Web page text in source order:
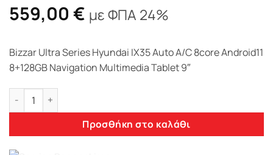
559,00 € με ΦΠΑ 24%
Bizzar Ultra Series Hyundai IX35 Auto A/C 8core Android11
8+128GB Navigation Multimedia Tablet 9″
Bizzar Ultra Series Hyundai IX35 Auto A/C 8core Android11
Προσθήκη στο καλάθι